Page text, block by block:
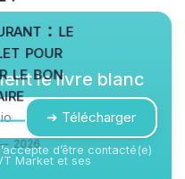
: le
pour
le bon
2026
le livre blanc
➔ Télécharger
d’être contacté(e)
Market et ses